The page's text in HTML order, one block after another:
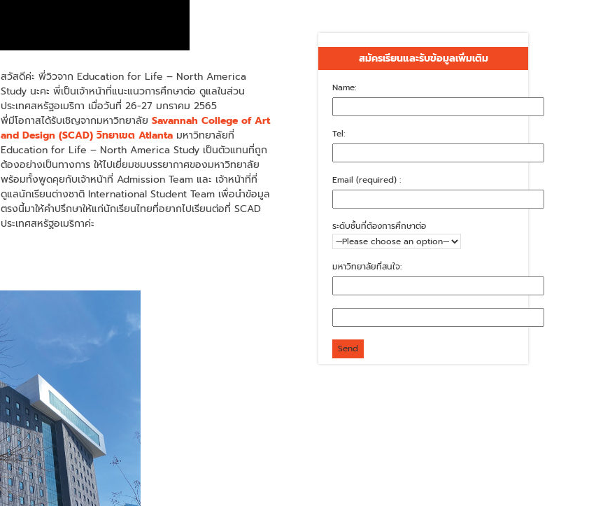
สวัสดีค่ะ พี่วิวจาก Education for Life – North America
Study นะคะ พี่เป็นเจ้าหน้าที่แนะแนวการศึกษาต่อ ดูแลในส่วน
ประเทศสหรัฐอเมริกา เมื่อวันที่ 26-27 มกราคม 2565
พี่มีโอกาสได้รับเชิญจากมหาวิทยาลัย Savannah College of Art
and Design (SCAD) วิทยาเขต Atlantaมหาวิทยาลัยที่
Education for Life – North America Study เป็นตัวแทนที่ถูก
ต้องอย่างเป็นทางการ ให้ไปเยี่ยมชมบรรยากาศของมหาวิทยาลัย
พร้อมทั้งพูดคุยกับเจ้าหน้าที่ Admission Team และ เจ้าหน้าที่ที่
ดูแลนักเรียนต่างชาติ International Student Team เพื่อนำข้อมูล
ตรงนี้มาให้คำปรึกษาให้แก่นักเรียนไทยที่อยากไปเรียนต่อที่ SCAD
ประเทศสหรัฐอเมริกาค่ะ
สมัครเรียนและรับข้อมูลเพิ่มเติม
Name:
Tel:
Email (required) :
ระดับชั้นที่ต้องการศึกษาต่อ
มหาวิทยาลัยที่สนใจ: